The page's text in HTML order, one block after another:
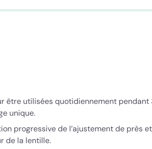
être utilisées quotidiennement pendant
unique.
progressive de l’ajustement de près
de la lentille.